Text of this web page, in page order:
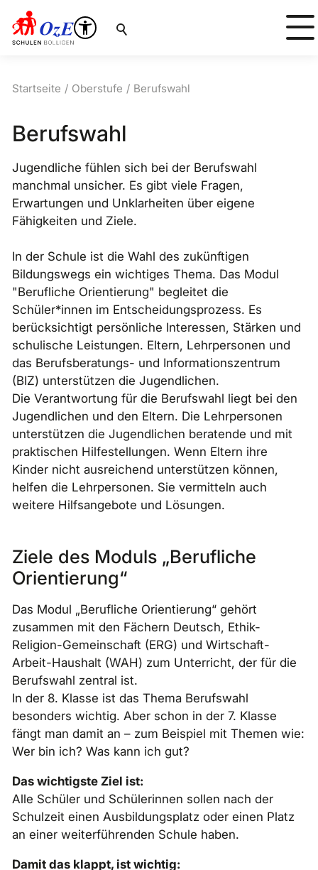
Suche
Startseite Oberstufe Berufswahl
Berufswahl
Jugendliche fühlen sich bei der Berufswahl
manchmal unsicher. Es gibt viele Fragen,
Erwartungen und Unklarheiten über eigene
Fähigkeiten und Ziele.
In der Schule ist die Wahl des zukünftigen
Bildungswegs ein wichtiges Thema. Das Modul
"Berufliche Orientierung" begleitet die
Schüler*innen im Entscheidungsprozess. Es
berücksichtigt persönliche Interessen, Stärken und
schulische Leistungen. Eltern, Lehrpersonen und
das Berufsberatungs- und Informationszentrum
(BIZ) unterstützen die Jugendlichen.
Die Verantwortung für die Berufswahl liegt bei den
Jugendlichen und den Eltern. Die Lehrpersonen
unterstützen die Jugendlichen beratende und mit
praktischen Hilfestellungen. Wenn Eltern ihre
Kinder nicht ausreichend unterstützen können,
helfen die Lehrpersonen. Sie vermitteln auch
weitere Hilfsangebote und Lösungen.
Ziele des Moduls „Berufliche
Orientierung“
Das Modul „Berufliche Orientierung“ gehört
zusammen mit den Fächern Deutsch, Ethik-
Religion-Gemeinschaft (ERG) und Wirtschaft-
Arbeit-Haushalt (WAH) zum Unterricht, der für die
Berufswahl zentral ist.
In der 8. Klasse ist das Thema Berufswahl
besonders wichtig. Aber schon in der 7. Klasse
fängt man damit an – zum Beispiel mit Themen wie:
Wer bin ich? Was kann ich gut?
Das wichtigste Ziel ist:
Alle Schüler und Schülerinnen sollen nach der
Schulzeit einen Ausbildungsplatz oder einen Platz
an einer weiterführenden Schule haben.
Damit das klappt, ist wichtig: